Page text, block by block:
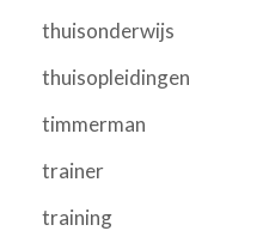
thuisonderwijs
thuisopleidingen
timmerman
trainer
training